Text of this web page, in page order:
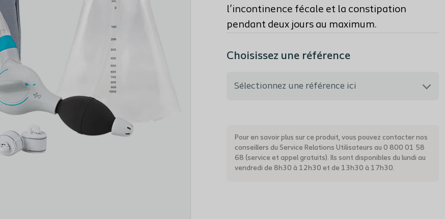
l’incontinence fécale et la constipation
pendant deux jours au maximum.
Choisissez une référence
Sélectionnez une référence ici
291480 - Système Peristeen Plus Taille courte
Pour en savoir plus sur ce produit, vous pouvez contacter nos
conseillers du Service Relations Utilisateurs au 0 800 01 58
68 (service et appel gratuits). Ils sont disponibles du lundi au
vendredi de 8h30 à 12h30 et de 13h30 à 17h30.